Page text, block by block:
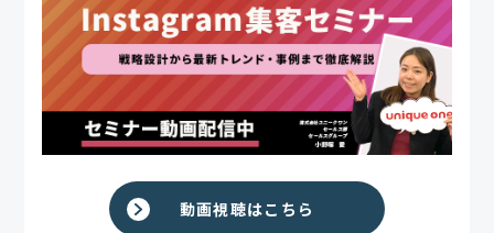
動画視聴はこちら